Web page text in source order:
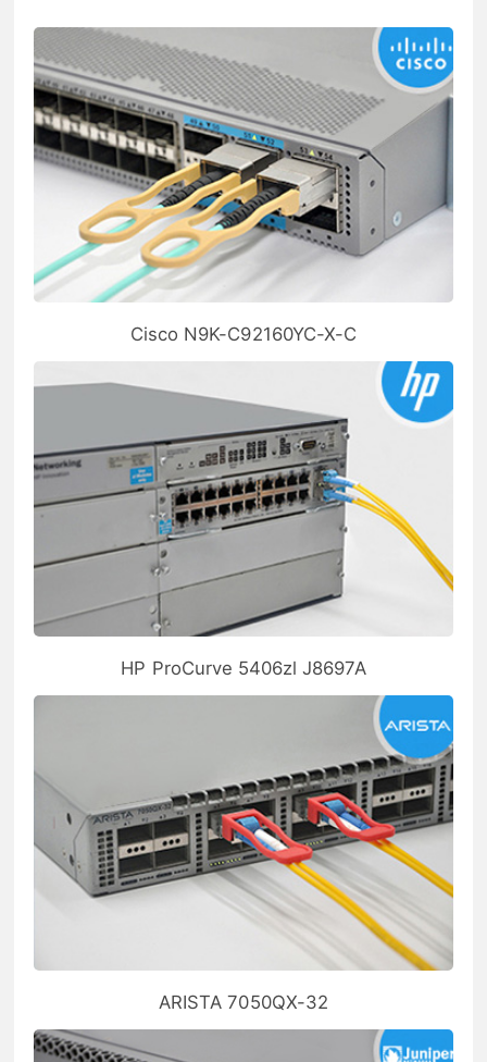
Cisco N9K-C92160YC-X-C
HP ProCurve 5406zl J8697A
ARISTA 7050QX-32